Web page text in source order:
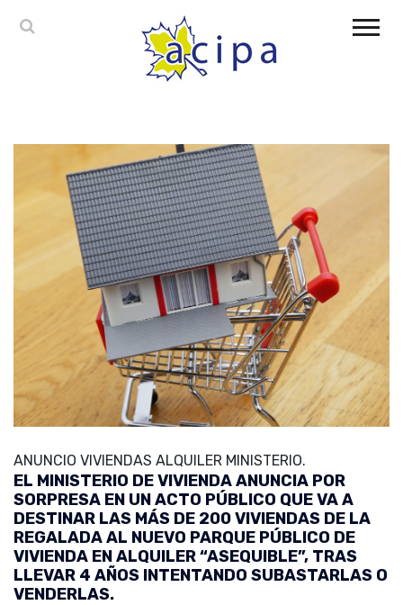
ANUNCIO VIVIENDAS ALQUILER MINISTERIO.
EL MINISTERIO DE VIVIENDA ANUNCIA POR
SORPRESA EN UN ACTO PÚBLICO QUE VA A
DESTINAR LAS MÁS DE 200 VIVIENDAS DE LA
REGALADA AL NUEVO PARQUE PÚBLICO DE
VIVIENDA EN ALQUILER “ASEQUIBLE”, TRAS
LLEVAR 4 AÑOS INTENTANDO SUBASTARLAS O
VENDERLAS.